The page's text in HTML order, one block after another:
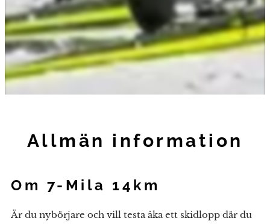
Allmän information
Om 7-Mila 14km
Är du nybörjare och vill testa åka ett skidlopp där du